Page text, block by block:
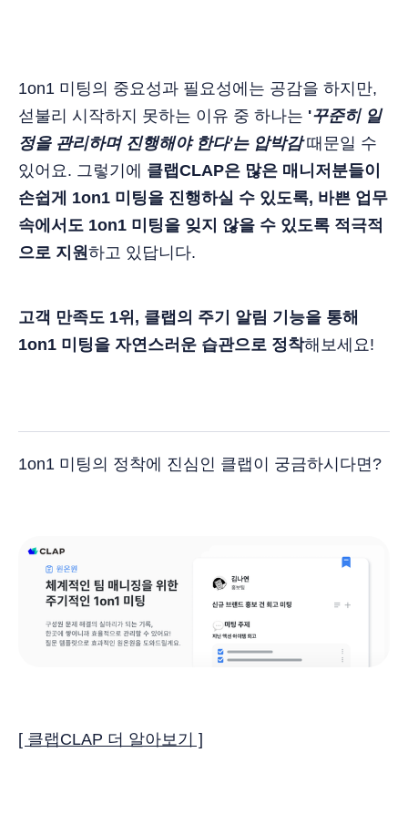
1on1 미팅의 중요성과 필요성에는 공감을 하지만,
섣불리 시작하지 못하는 이유 중 하나는 '꾸준히 일
정을 관리하며 진행해야 한다'는 압박감때문일 수
있어요. 그렇기에 클랩CLAP은 많은 매니저분들이
손쉽게 1on1 미팅을 진행하실 수 있도록, 바쁜 업무
속에서도 1on1 미팅을 잊지 않을 수 있도록 적극적
으로 지원하고 있답니다.
고객 만족도 1위, 클랩의 주기 알림 기능을 통해
1on1 미팅을 자연스러운 습관으로 정착해보세요!
1on1 미팅의 정착에 진심인 클랩이 궁금하시다면?
[ 클랩CLAP 더 알아보기 ]